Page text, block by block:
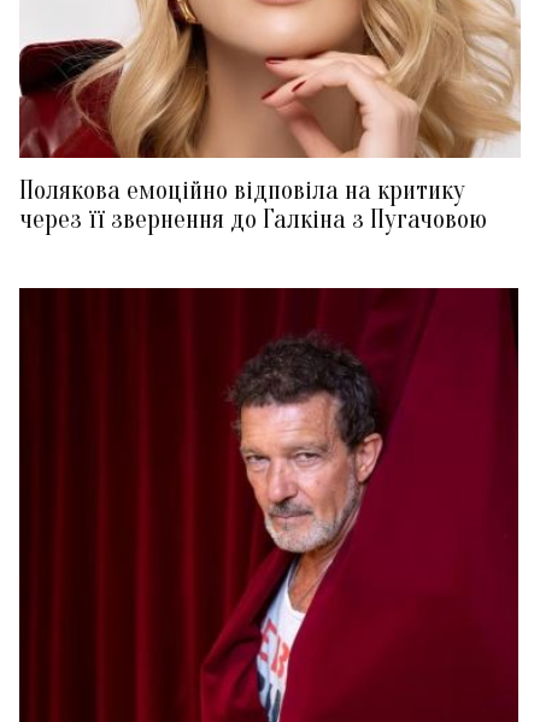
Полякова емоційно відповіла на критику
через її звернення до Галкіна з Пугачовою